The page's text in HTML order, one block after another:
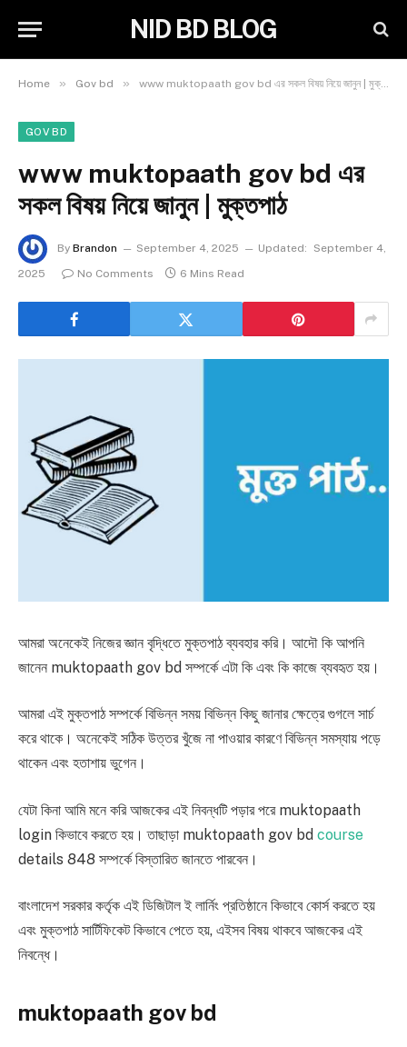
NID BD BLOG
Home » Gov bd » www muktopaath gov bd এর সকল বিষয় নিয়ে জানুন | মুক্তপাঠ
GOV BD
www muktopaath gov bd এর
সকল বিষয় নিয়ে জানুন | মুক্তপাঠ
By Brandon September 4, 2025 Updated:
September 4,
2025
No Comments 6 Mins Read
আমরা অনেকেই নিজের জ্ঞান বৃদ্ধিতে মুক্তপাঠ ব্যবহার করি। আদৌ কি আপনি
জানেন muktopaath gov bd সম্পর্কে এটা কি এবং কি কাজে ব্যবহৃত হয়।
আমরা এই মুক্তপাঠ সম্পর্কে বিভিন্ন সময় বিভিন্ন কিছু জানার ক্ষেত্রে গুগলে সার্চ
করে থাকে। অনেকেই সঠিক উত্তর খুঁজে না পাওয়ার কারণে বিভিন্ন সমস্যায় পড়ে
থাকেন এবং হতাশায় ভুগেন।
যেটা কিনা আমি মনে করি আজকের এই নিবন্ধটি পড়ার পরে muktopaath
login কিভাবে করতে হয়। তাছাড়া muktopaath gov bd course
details 848 সম্পর্কে বিস্তারিত জানতে পারবেন।
বাংলাদেশ সরকার কর্তৃক এই ডিজিটাল ই লার্নিং প্রতিষ্ঠানে কিভাবে কোর্স করতে হয়
এবং মুক্তপাঠ সার্টিফিকেট কিভাবে পেতে হয়, এইসব বিষয় থাকবে আজকের এই
নিবন্ধে।
muktopaath gov bd